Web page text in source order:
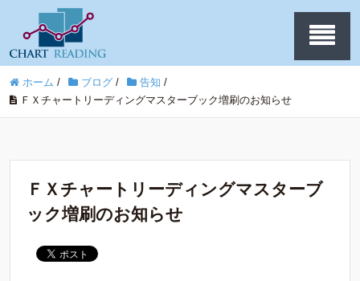
ホーム / ブログ / 告知 /
ＦＸチャートリーディングマスターブック増刷のお知らせ
ＦＸチャートリーディングマスターブ
ック増刷のお知らせ